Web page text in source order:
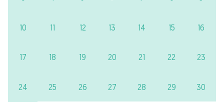
10 11 12 13 14 15 16
17 18 19 20 21 22 23
24 25 26 27 28 29 30